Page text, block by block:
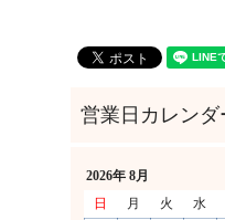
2026年 8月
日
月 火 水